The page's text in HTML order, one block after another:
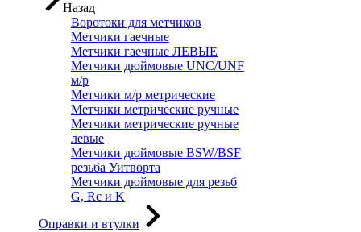
Назад
Воротоки для метчиков
Метчики гаечные
Метчики гаечные ЛЕВЫЕ
Метчики дюймовые UNC/UNF
м/р
Метчики м/р метрические
Метчики метрические ручные
Метчики метрические ручные
левые
Метчики дюймовые BSW/BSF
резьба Уитворта
Метчики дюймовые для резьб
G, Rc и K
Оправки и втулки